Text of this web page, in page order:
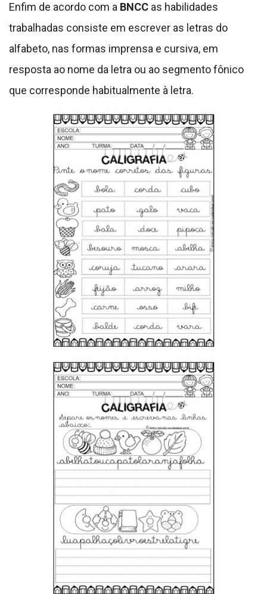
Enfim de acordo com a BNCC as habilidades
trabalhadas consiste em escrever as letras do
alfabeto, nas formas imprensa e cursiva, em
resposta ao nome da letra ou ao segmento fônico
que corresponde habitualmente à letra.